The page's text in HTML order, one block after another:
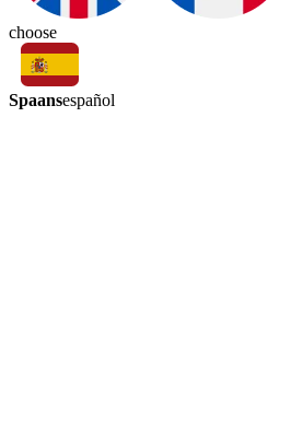
choose
Spaansespañol